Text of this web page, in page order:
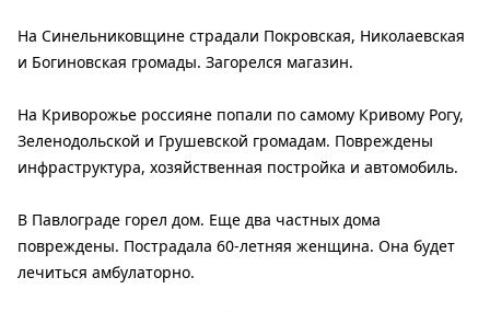
На Синельниковщине страдали Покровская, Николаевская
и Богиновская громады. Загорелся магазин.
На Криворожье россияне попали по самому Кривому Рогу,
Зеленодольской и Грушевской громадам. Повреждены
инфраструктура, хозяйственная постройка и автомобиль.
В Павлограде горел дом. Еще два частных дома
повреждены. Пострадала 60-летняя женщина. Она будет
лечиться амбулаторно.